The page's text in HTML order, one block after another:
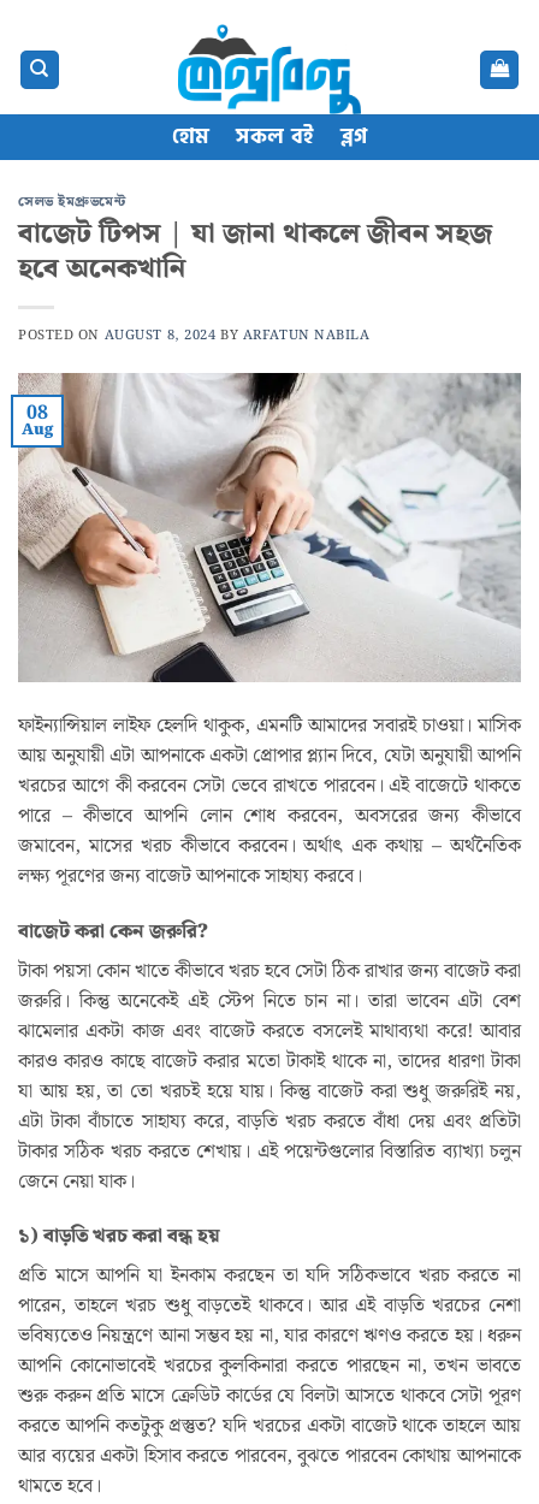
content
হোম সকল বই ব্লগ
সেলভ ইমপ্রুভমেন্ট
বাজেট টিপস | যা জানা থাকলে জীবন সহজ
হবে অনেকখানি
POSTED ON AUGUST 8, 2024 BY ARFATUN NABILA
08
Aug
ফাইন্যান্সিয়াল লাইফ হেলদি থাকুক, এমনটি আমাদের সবারই চাওয়া। মাসিক
আয় অনুযায়ী এটা আপনাকে একটা প্রোপার প্ল্যান দিবে, যেটা অনুযায়ী আপনি
খরচের আগে কী করবেন সেটা ভেবে রাখতে পারবেন। এই বাজেটে থাকতে
পারে – কীভাবে আপনি লোন শোধ করবেন, অবসরের জন্য কীভাবে
জমাবেন, মাসের খরচ কীভাবে করবেন। অর্থাৎ এক কথায় – অর্থনৈতিক
লক্ষ্য পূরণের জন্য বাজেট আপনাকে সাহায্য করবে।
বাজেট করা কেন জরুরি?
টাকা পয়সা কোন খাতে কীভাবে খরচ হবে সেটা ঠিক রাখার জন্য বাজেট করা
জরুরি। কিন্তু অনেকেই এই স্টেপ নিতে চান না। তারা ভাবেন এটা বেশ
ঝামেলার একটা কাজ এবং বাজেট করতে বসলেই মাথাব্যথা করে! আবার
কারও কারও কাছে বাজেট করার মতো টাকাই থাকে না, তাদের ধারণা টাকা
যা আয় হয়, তা তো খরচই হয়ে যায়। কিন্তু বাজেট করা শুধু জরুরিই নয়,
এটা টাকা বাঁচাতে সাহায্য করে, বাড়তি খরচ করতে বাঁধা দেয় এবং প্রতিটা
টাকার সঠিক খরচ করতে শেখায়। এই পয়েন্টগুলোর বিস্তারিত ব্যাখ্যা চলুন
জেনে নেয়া যাক।
১) বাড়তি খরচ করা বন্ধ হয়
প্রতি মাসে আপনি যা ইনকাম করছেন তা যদি সঠিকভাবে খরচ করতে না
পারেন, তাহলে খরচ শুধু বাড়তেই থাকবে। আর এই বাড়তি খরচের নেশা
ভবিষ্যতেও নিয়ন্ত্রণে আনা সম্ভব হয় না, যার কারণে ঋণও করতে হয়। ধরুন
আপনি কোনোভাবেই খরচের কুলকিনারা করতে পারছেন না, তখন ভাবতে
শুরু করুন প্রতি মাসে ক্রেডিট কার্ডের যে বিলটা আসতে থাকবে সেটা পূরণ
করতে আপনি কতটুকু প্রস্তুত? যদি খরচের একটা বাজেট থাকে তাহলে আয়
আর ব্যয়ের একটা হিসাব করতে পারবেন, বুঝতে পারবেন কোথায় আপনাকে
থামতে হবে।